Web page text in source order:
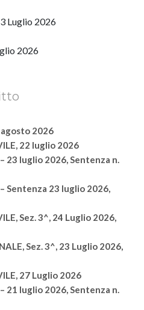
Luglio 2026
2026
agosto 2026
22 luglio 2026
23 luglio 2026, Sentenza n.
Sentenza 23 luglio 2026,
Sez. 3^, 24 Luglio 2026,
Sez. 3^, 23 Luglio 2026,
27 Luglio 2026
21 luglio 2026, Sentenza n.